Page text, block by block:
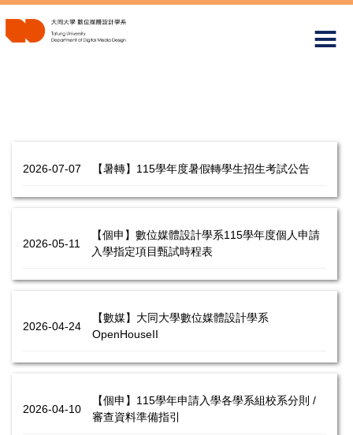
主
2026-07-07 【暑轉】115學年度暑假轉學生招生考試公告
2026-05-11
【個申】數位媒體設計學系115學年度個人申請
入學指定項目甄試時程表
2026-04-24
【數媒】大同大學數位媒體設計學系
OpenHouseII
2026-04-10
【個申】115學年申請入學各學系組校系分則 /
審查資料準備指引